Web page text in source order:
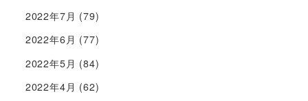
2022年7月 (79)
2022年6月 (77)
2022年5月 (84)
2022年4月 (62)